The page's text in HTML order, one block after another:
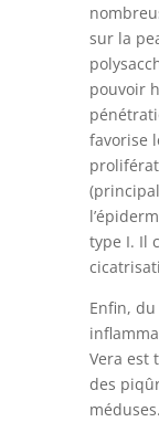
sur la
pouvoir
favorise
type I. Il
Enfin,
Vera est
des